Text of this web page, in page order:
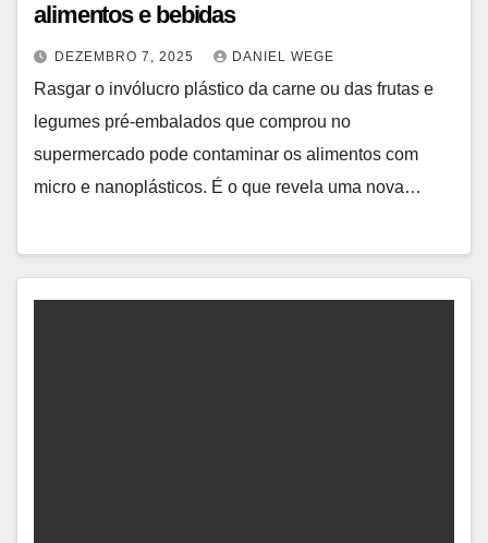
alimentos e bebidas
DEZEMBRO 7, 2025 DANIEL WEGE
Rasgar o invólucro plástico da carne ou das frutas e
legumes pré-embalados que comprou no
supermercado pode contaminar os alimentos com
micro e nanoplásticos. É o que revela uma nova…